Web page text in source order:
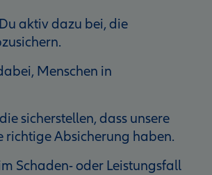
aktiv dazu bei, die
Menschen in
sicherstellen, dass unsere
richtige Absicherung haben.
Schaden- oder Leistungsfall